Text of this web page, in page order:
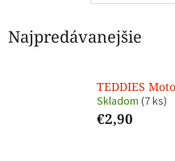
Najpredávanejšie
TEDDIES
Skladom (7 ks)
€2,90